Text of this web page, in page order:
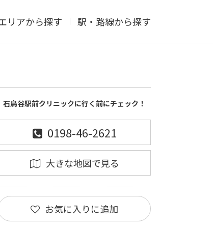
リアから探す 駅・路線から探す
石鳥谷駅前クリニックに行く前にチェック！
0198-46-2621
大きな地図で見る
お気に入りに追加